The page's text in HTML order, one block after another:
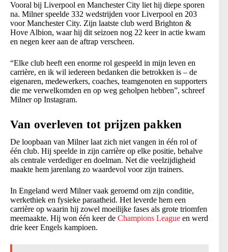
Vooral bij Liverpool en Manchester City liet hij diepe sporen
na. Milner speelde 332 wedstrijden voor Liverpool en 203
voor Manchester City. Zijn laatste club werd Brighton &
Hove Albion, waar hij dit seizoen nog 22 keer in actie kwam
en negen keer aan de aftrap verscheen.
“Elke club heeft een enorme rol gespeeld in mijn leven en
carrière, en ik wil iedereen bedanken die betrokken is – de
eigenaren, medewerkers, coaches, teamgenoten en supporters
die me verwelkomden en op weg geholpen hebben”, schreef
Milner op Instagram.
Van overleven tot prijzen pakken
De loopbaan van Milner laat zich niet vangen in één rol of
één club. Hij speelde in zijn carrière op elke positie, behalve
als centrale verdediger en doelman. Net die veelzijdigheid
maakte hem jarenlang zo waardevol voor zijn trainers.
In Engeland werd Milner vaak geroemd om zijn conditie,
werkethiek en fysieke paraatheid. Het leverde hem een
carrière op waarin hij zowel moeilijke fases als grote triomfen
meemaakte. Hij won één keer de Champions League en werd
drie keer Engels kampioen.